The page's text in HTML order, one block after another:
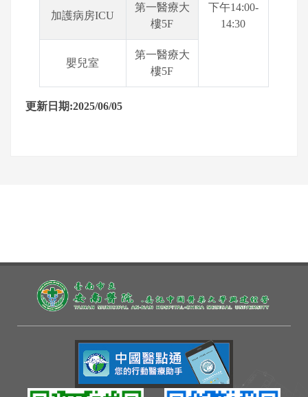
下午14:00-
14:30
加護病房ICU
第一醫療大
樓5F
嬰兒室
第一醫療大
樓5F
更新日期:2025/06/05